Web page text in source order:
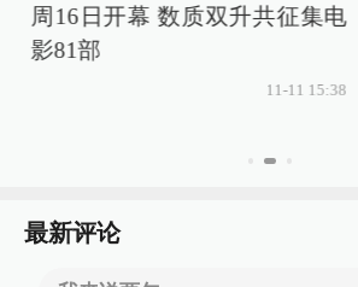
周16日开幕 数质双升共征集电
影81部
11-11 15:38
最新评论